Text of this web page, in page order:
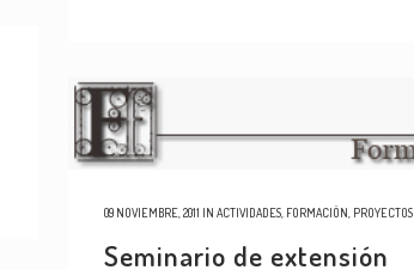
09 NOVIEMBRE, 2011 IN ACTIVIDADES, FORMACIÓN, PROYECTOS
Seminario de extensión